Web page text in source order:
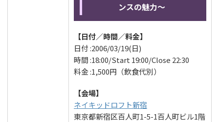
ンスの魅力～
【日付／時間／料金】
日付 :2006/03/19(日)
時間 :18:00/Start 19:00/Close 22:30
料金 :1,500円（飲食代別）
【会場】
ネイキッドロフト新宿
東京都新宿区百人町1-5-1百人町ビル1階